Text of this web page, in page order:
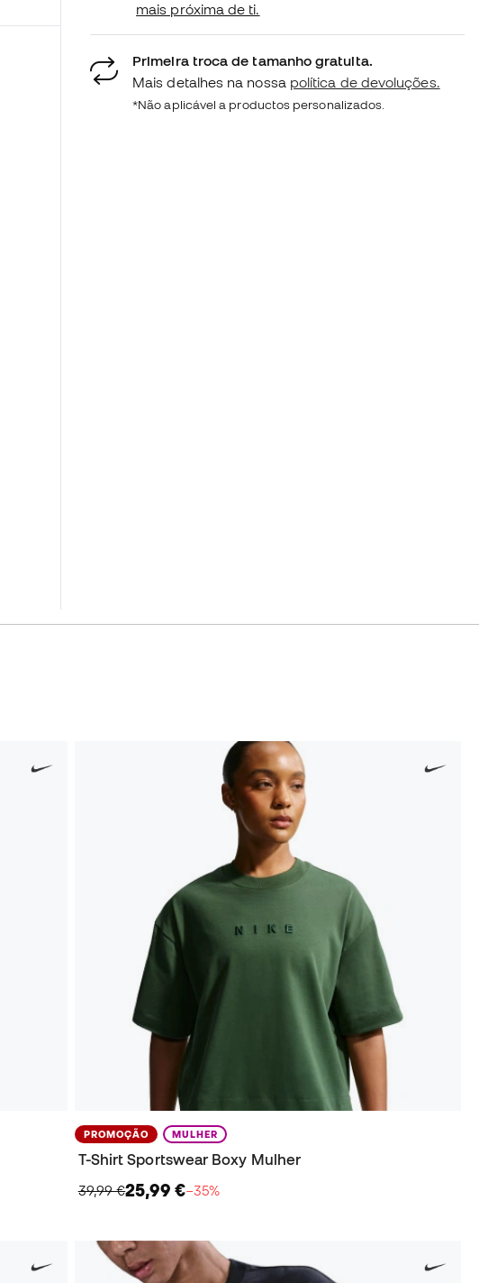
mais próxima de ti.
Primeira troca de tamanho gratuita.
Mais detalhes na nossa política de devoluções.
*Não aplicável a productos personalizados.
PROMOÇÃO MULHER
T-Shirt Sportswear Boxy Mulher
39,99 €25,99 €−35%